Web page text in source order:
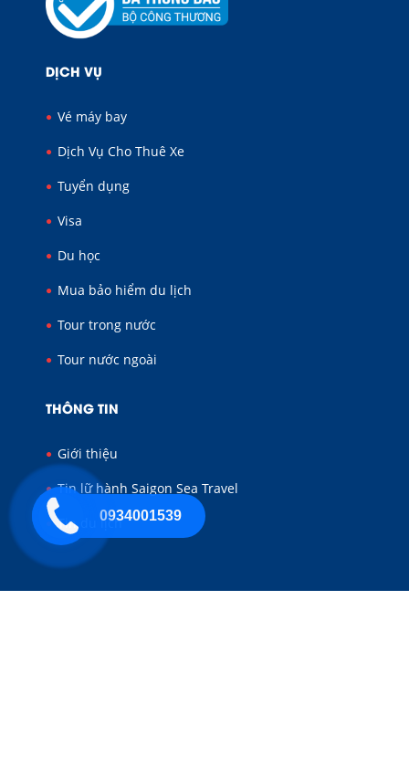
DỊCH VỤ
Vé máy bay
Dịch Vụ Cho Thuê Xe
Tuyển dụng
Visa
Du học
Mua bảo hiểm du lịch
Tour trong nước
Tour nước ngoài
THÔNG TIN
Giới thiệu
Tin lữ hành Saigon Sea Travel
Tin du lịch0934001539